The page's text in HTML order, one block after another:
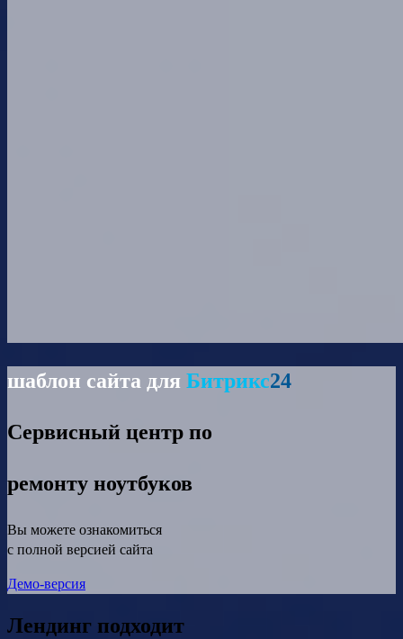
шаблон сайта для Битрикс24
Сервисный центр по
ремонту ноутбуков
Вы можете ознакомиться
с полной версией сайта
Демо-версия
Лендинг подходит